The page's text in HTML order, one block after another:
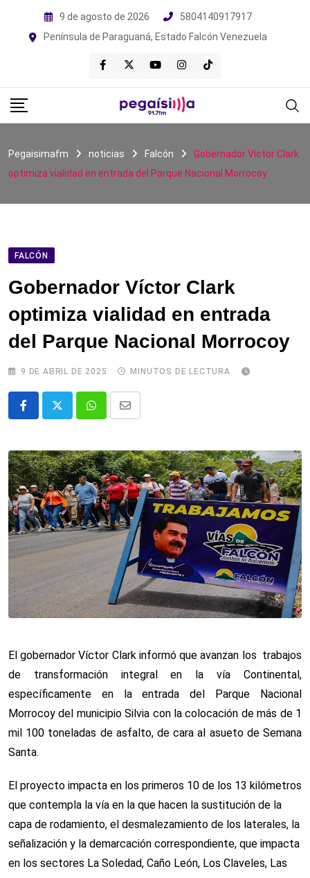
9 de agosto de 2026
5804140917917
Península de Paraguaná, Estado Falcón Venezuela
Pegaisimafm noticias Falcón
Gobernador Víctor Clark
optimiza vialidad en entrada del Parque Nacional Morrocoy
FALCÓN
Gobernador Víctor Clark
optimiza vialidad en entrada
del Parque Nacional Morrocoy
9 DE ABRIL DE 2025 MINUTOS DE LECTURA
WhatsappComparte
email
El gobernador Víctor Clark informó que avanzan los trabajos
de transformación integral en la vía Continental,
específicamente en la entrada del Parque Nacional
Morrocoy del municipio Silvia con la colocación de más de 1
mil 100 toneladas de asfalto, de cara al asueto de Semana
Santa.
El proyecto impacta en los primeros 10 de los 13 kilómetros
que contempla la vía en la que hacen la sustitución de la
capa de rodamiento, el desmalezamiento de los laterales, la
señalización y la demarcación correspondiente, que impacta
en los sectores La Soledad, Caño León, Los Claveles, Las